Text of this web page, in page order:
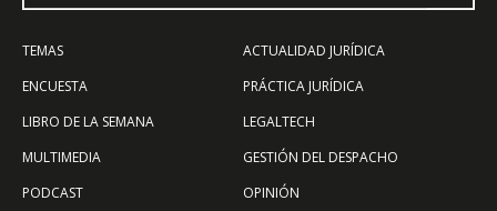
TEMAS
ENCUESTA
LIBRO DE LA SEMANA
MULTIMEDIA
PODCAST
ACTUALIDAD JURÍDICA
PRÁCTICA JURÍDICA
LEGALTECH
GESTIÓN DEL DESPACHO
OPINIÓN